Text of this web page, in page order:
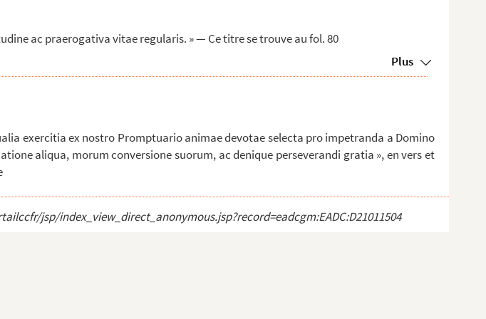
contempl...
...
a don...
É...
anné...
ac praerogativa vitae regularis. » — Ce titre se trouve au fol. 80
Plus
exercitia ex nostro Promptuario animae devotae selecta pro impetranda a Domino
aliqua, morum conversione suorum, ac denique perseverandi gratia », en vers et
jsp/index_view_direct_anonymous.jsp?record=eadcgm:EADC:D21011504